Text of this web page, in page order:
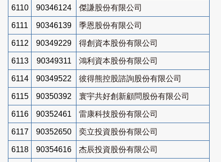
6110 90346124 傑謙股份有限公司
6111 90346139 季恩股份有限公司
6112 90349229 得創資本股份有限公司
6113 90349311 鴻利資本股份有限公司
6114 90349522 彼得熊控股諮詢股份有限公司
6115 90350392 寰宇共好創新顧問股份有限公司
6116 90352461 雷康科技股份有限公司
6117 90352650 奕立投資股份有限公司
6118 90354616 杰辰投資股份有限公司